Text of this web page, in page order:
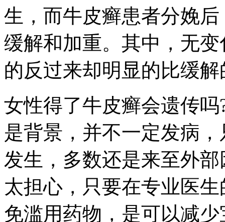
生，而牛皮癣患者分娩
缓解和加重。其中，无
的反过来却明显的比缓
女性得了牛皮癣会遗传
是背景，并不一定发病
发生，多数还是来至外
太担心，只要在专业医
免滥用药物，是可以减